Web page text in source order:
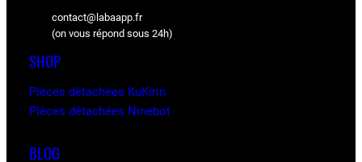
contact@labaapp.fr
(on vous répond sous 24h)
SHOP
Pièces détachées KuKirin
Pièces détachées Ninebot
BLOG